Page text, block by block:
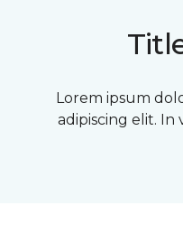
Lorem ipsum
adipiscing elit.